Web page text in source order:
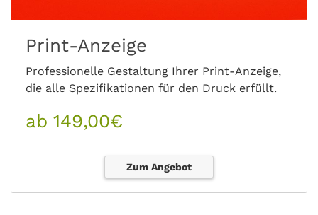
Print-Anzeige
Professionelle Gestaltung Ihrer Print-Anzeige,
die alle Spezifikationen für den Druck erfüllt.
ab 149,00€
Zum Angebot